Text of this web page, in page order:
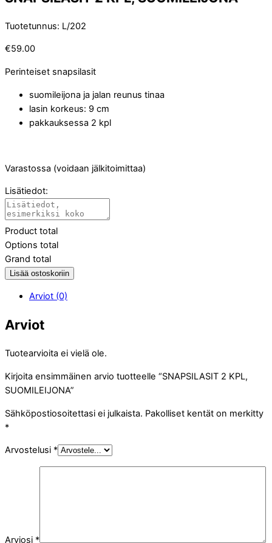
Tuotetunnus: L/202
€59.00
Perinteiset snapsilasit
suomileijona ja jalan reunus tinaa
lasin korkeus: 9 cm
pakkauksessa 2 kpl
Varastossa (voidaan jälkitoimittaa)
Lisätiedot:
Product total
Options total
Grand total
Lisää ostoskoriin
Arviot (0)
Arviot
Tuotearvioita ei vielä ole.
Kirjoita ensimmäinen arvio tuotteelle “SNAPSILASIT 2 KPL,
SUOMILEIJONA”
Sähköpostiosoitettasi ei julkaista. Pakolliset kentät on merkitty
*
Arvostelusi *
Arviosi *